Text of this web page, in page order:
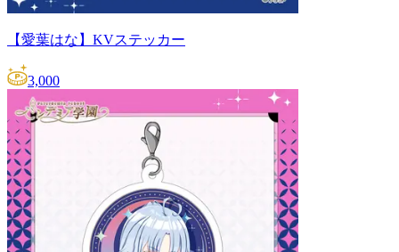
【愛葉はな】KVステッカー
3,000